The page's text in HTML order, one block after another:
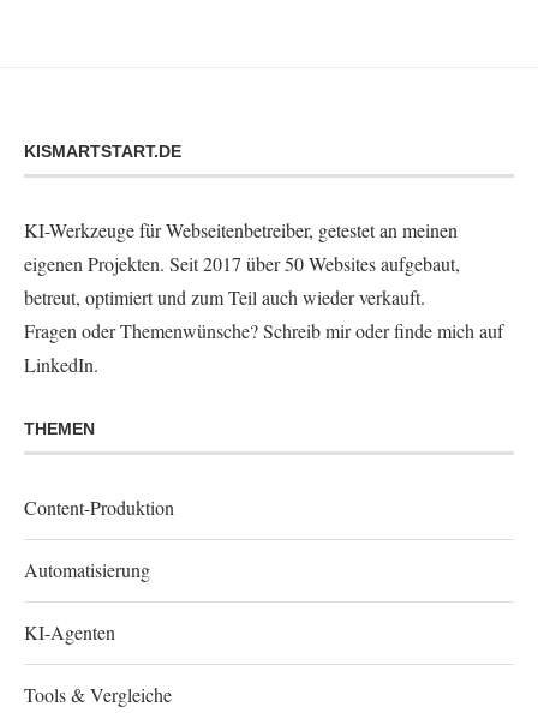
KISMARTSTART.DE
KI-Werkzeuge für Webseitenbetreiber, getestet an meinen
eigenen Projekten. Seit 2017 über 50 Websites aufgebaut,
betreut, optimiert und zum Teil auch wieder verkauft.
Fragen oder Themenwünsche?Schreib miroder finde mich auf
LinkedIn.
THEMEN
Content-Produktion
Automatisierung
KI-Agenten
Tools & Vergleiche